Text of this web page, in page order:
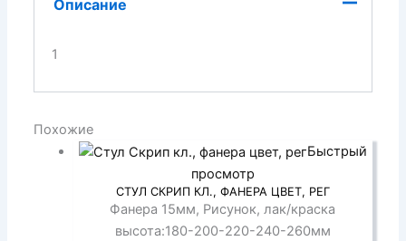
Описание
1
Похожие
Быстрый
просмотр
СТУЛ СКРИП КЛ., ФАНЕРА ЦВЕТ, РЕГ
Фанера 15мм, Рисунок, лак/краска
высота:180-200-220-240-260мм